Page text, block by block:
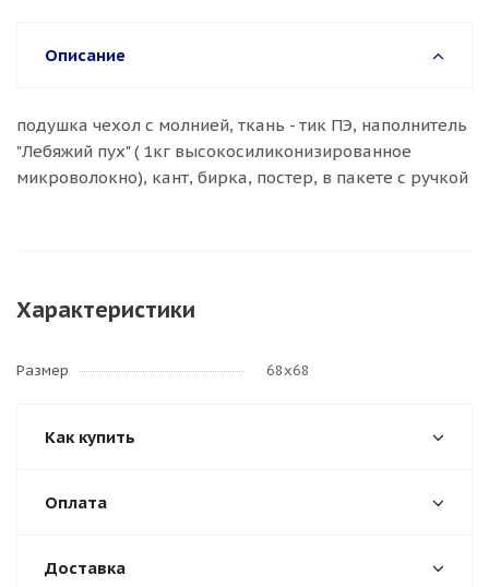
Описание
подушка чехол с молнией, ткань - тик ПЭ, наполнитель
"Лебяжий пух" ( 1кг высокосиликонизированное
микроволокно), кант, бирка, постер, в пакете с ручкой
Характеристики
Размер 68х68
Как купить
Оплата
Доставка